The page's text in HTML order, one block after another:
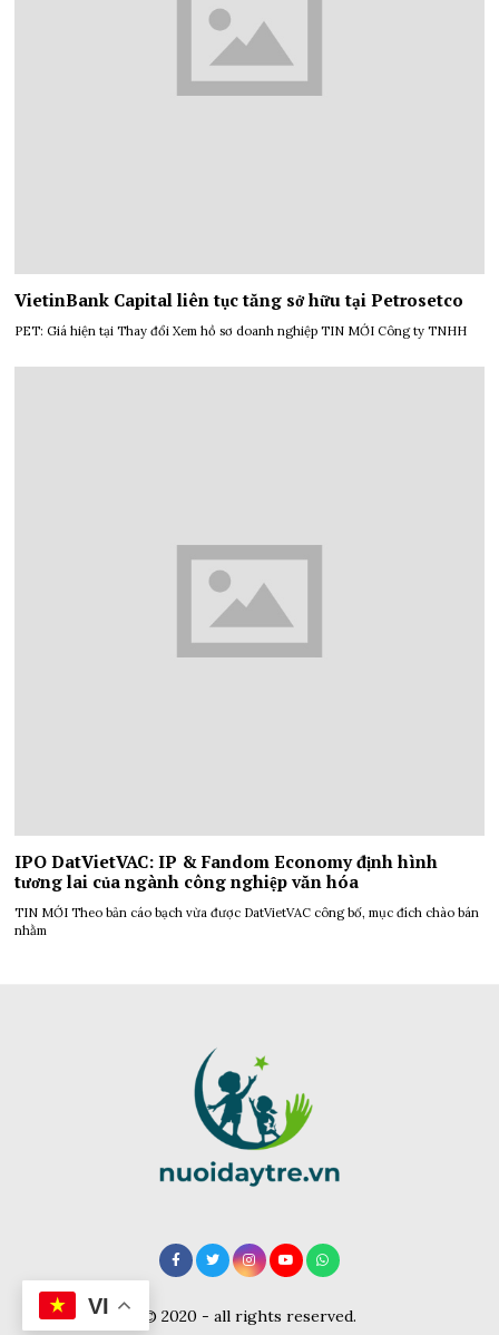
VietinBank Capital liên tục tăng sở hữu tại Petrosetco
PET: Giá hiện tại Thay đổi Xem hồ sơ doanh nghiệp TIN MỚI Công ty TNHH
IPO DatVietVAC: IP & Fandom Economy định hình
tương lai của ngành công nghiệp văn hóa
TIN MỚI Theo bản cáo bạch vừa được DatVietVAC công bố, mục đích chào bán
nhằm
© 2020 - all rights reserved.
VI